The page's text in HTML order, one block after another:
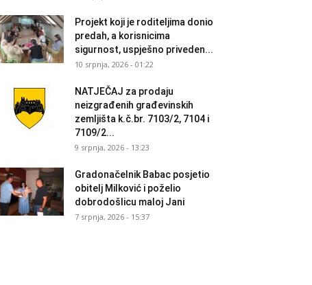
Projekt koji je roditeljima donio
predah, a korisnicima
sigurnost, uspješno priveden...
10 srpnja, 2026 - 01:22
NATJEČAJ za prodaju
neizgrađenih građevinskih
zemljišta k.č.br. 7103/2, 7104 i
7109/2...
9 srpnja, 2026 - 13:23
Gradonačelnik Babac posjetio
obitelj Milković i poželio
dobrodošlicu maloj Jani
7 srpnja, 2026 - 15:37